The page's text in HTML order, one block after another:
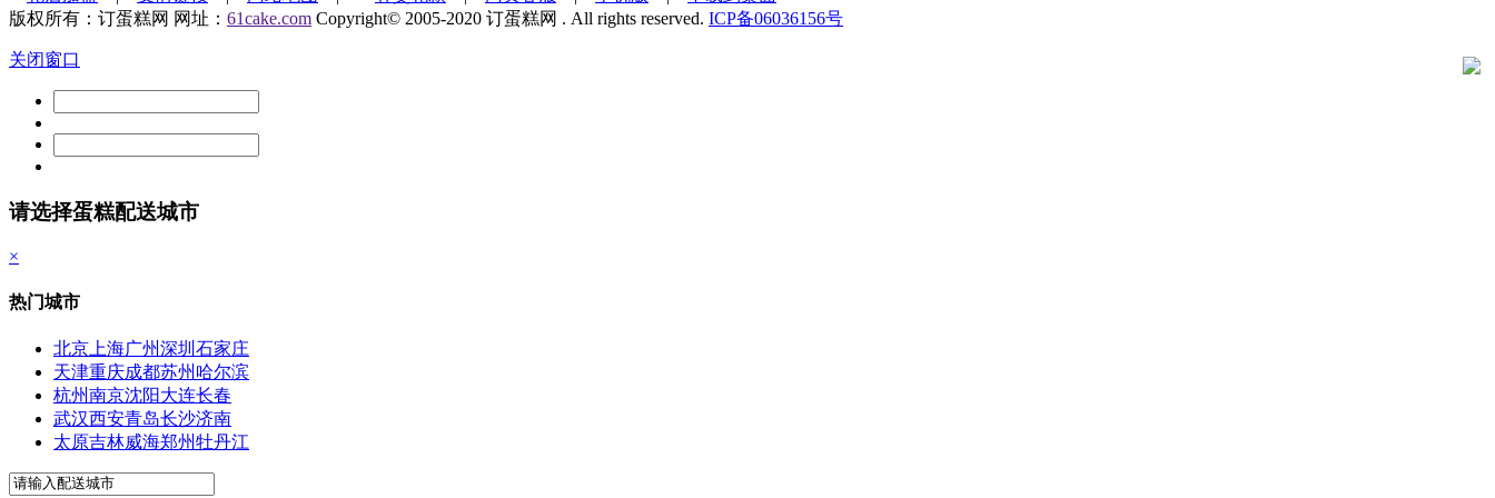
版权所有：订蛋糕网 网址： 61cake.com Copyright© 2005-2020 订蛋糕网 . All rights reserved. ICP备06036156号
关闭窗口
请选择蛋糕配送城市
×
热门城市
北京 上海广州深圳 石家庄
天津重庆成都苏州 哈尔滨
杭州南京沈阳大连长春
武汉西安青岛长沙济南
太原吉林威海郑州牡丹江